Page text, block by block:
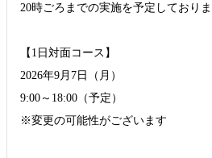
20時ごろまでの実施を予定しておりま
【1日対面コース】
2026年9月7日（月）
9:00～18:00（予定）
※変更の可能性がございます